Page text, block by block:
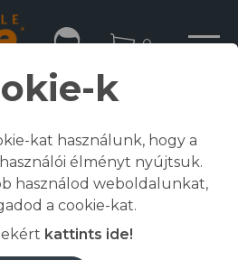
0
k
kat használunk, hogy a
élményt nyújtsuk.
használod weboldalunkat,
a cookie-kat.
kattints ide!